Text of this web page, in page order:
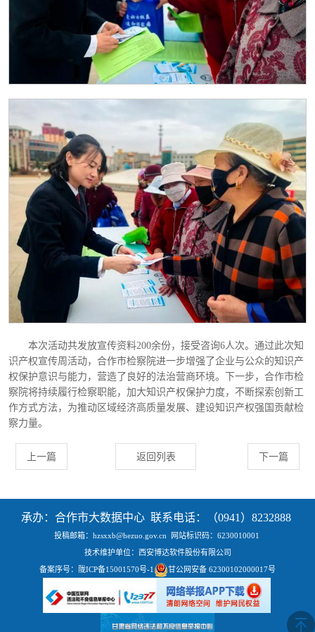
本次活动共发放宣传资料200余份，接受咨询6人次。通过此次知
识产权宣传周活动，合作市检察院进一步增强了企业与公众的知识产
权保护意识与能力，营造了良好的法治营商环境。下一步，合作市检
察院将持续履行检察职能，加大知识产权保护力度，不断探索创新工
作方式方法，为推动区域经济高质量发展、建设知识产权强国贡献检
察力量。
上一篇 返回列表 下一篇
承办：合作市大数据中心 联系电话：（0941）8232888
投稿邮箱：hzsxxb@hezuo.gov.cn
网站标识码：6230010001
技术维护单位：西安博达软件股份有限公司
备案序号：
陇ICP备15001570号-1 甘公网安备 62300102000017号